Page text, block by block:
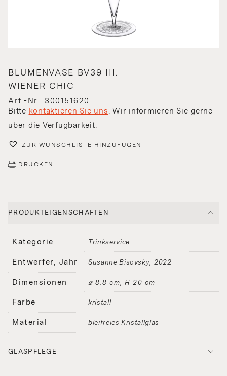
BLUMENVASE BV39 III.
WIENER CHIC
Art.-Nr.: 300151620
Bitte kontaktieren Sie uns. Wir informieren Sie gerne
über die Verfügbarkeit.
ZUR WUNSCHLISTE HINZUFÜGEN
DRUCKEN
PRODUKTEIGENSCHAFTEN
Kategorie Trinkservice
Entwerfer, Jahr Susanne Bisovsky 2022
Dimensionen ⌀ 8.8 cm, H 20 cm
Farbe kristall
Material bleifreies Kristallglas
GLASPFLEGE